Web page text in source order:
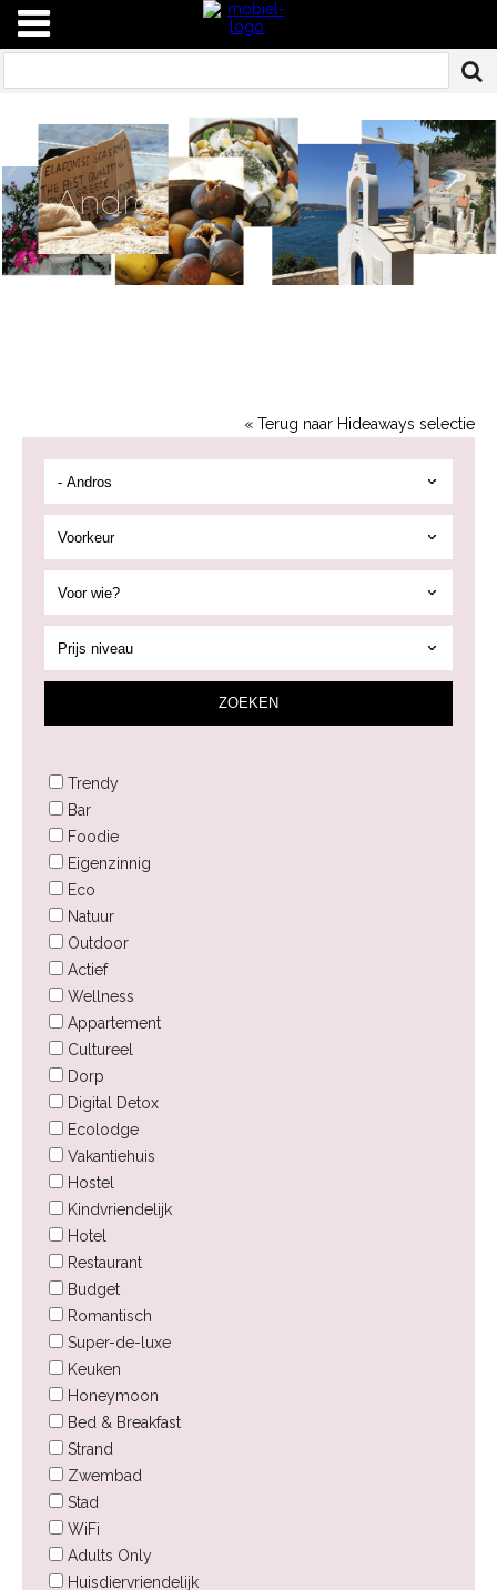
Andros
« Terug naar Hideaways selectie
ZOEKEN
Trendy
Bar
Foodie
Eigenzinnig
Eco
Natuur
Outdoor
Actief
Wellness
Appartement
Cultureel
Dorp
Digital Detox
Ecolodge
Vakantiehuis
Hostel
Kindvriendelijk
Hotel
Restaurant
Budget
Romantisch
Super-de-luxe
Keuken
Honeymoon
Bed & Breakfast
Strand
Zwembad
Stad
WiFi
Adults Only
Huisdiervriendelijk